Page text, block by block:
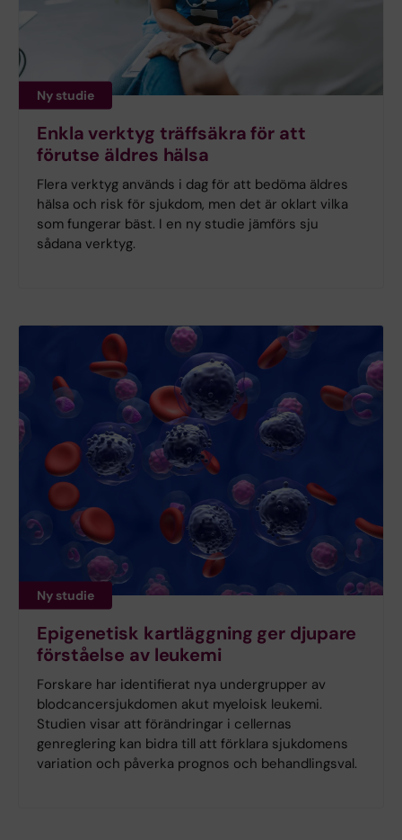
Ny studie
Enkla verktyg träffsäkra för att
förutse äldres hälsa
Flera verktyg används i dag för att bedöma äldres
hälsa och risk för sjukdom, men det är oklart vilka
som fungerar bäst. I en ny studie jämförs sju
sådana verktyg.
Ny studie
Epigenetisk kartläggning ger djupare
förståelse av leukemi
Forskare har identifierat nya undergrupper av
blodcancersjukdomen akut myeloisk leukemi.
Studien visar att förändringar i cellernas
genreglering kan bidra till att förklara sjukdomens
variation och påverka prognos och behandlingsval.